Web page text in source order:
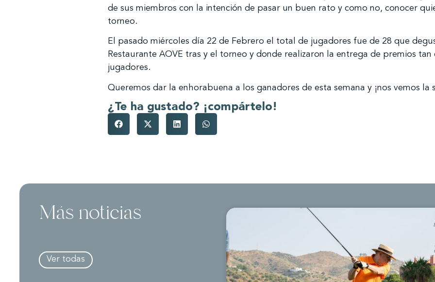
de sus miembros con la intención de pasar un buen rato y como no, conocer
torneo.
El pasado miércoles día 22 de Febrero el total de jugadores fue de 28 que
Restaurante AOVE tras y el torneo y donde realizaron la entrega de premios
jugadores.
Queremos dar la enhorabuena a los ganadores de esta semana y ¡nos vemos la
¿Te ha gustado? ¡compártelo!
Más noticias
Ver todas